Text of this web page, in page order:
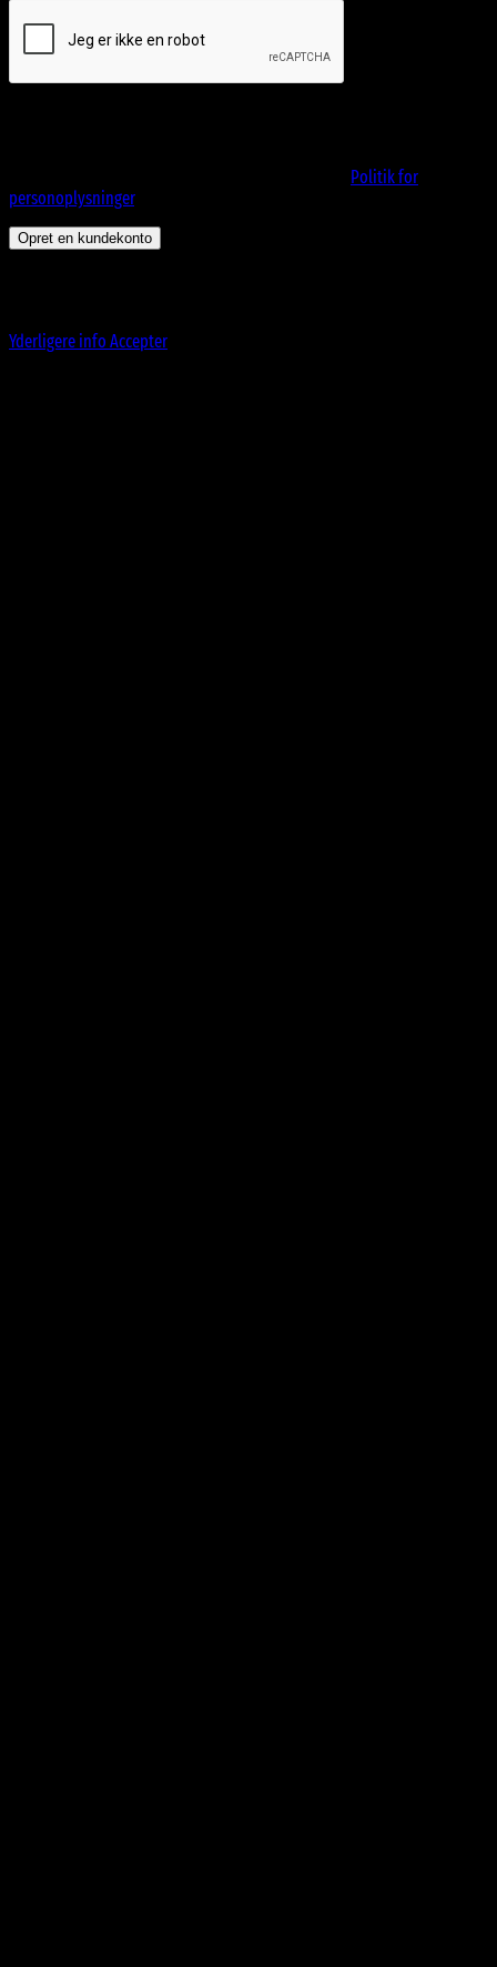
Politik for
personoplysninger.
Opret en kundekonto
Yderligere info Accepter